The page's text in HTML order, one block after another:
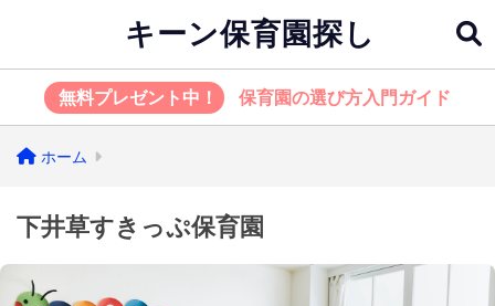
キーン保育園探し
無料プレゼント中！ 保育園の選び方入門ガイド
ホーム
下井草すきっぷ保育園